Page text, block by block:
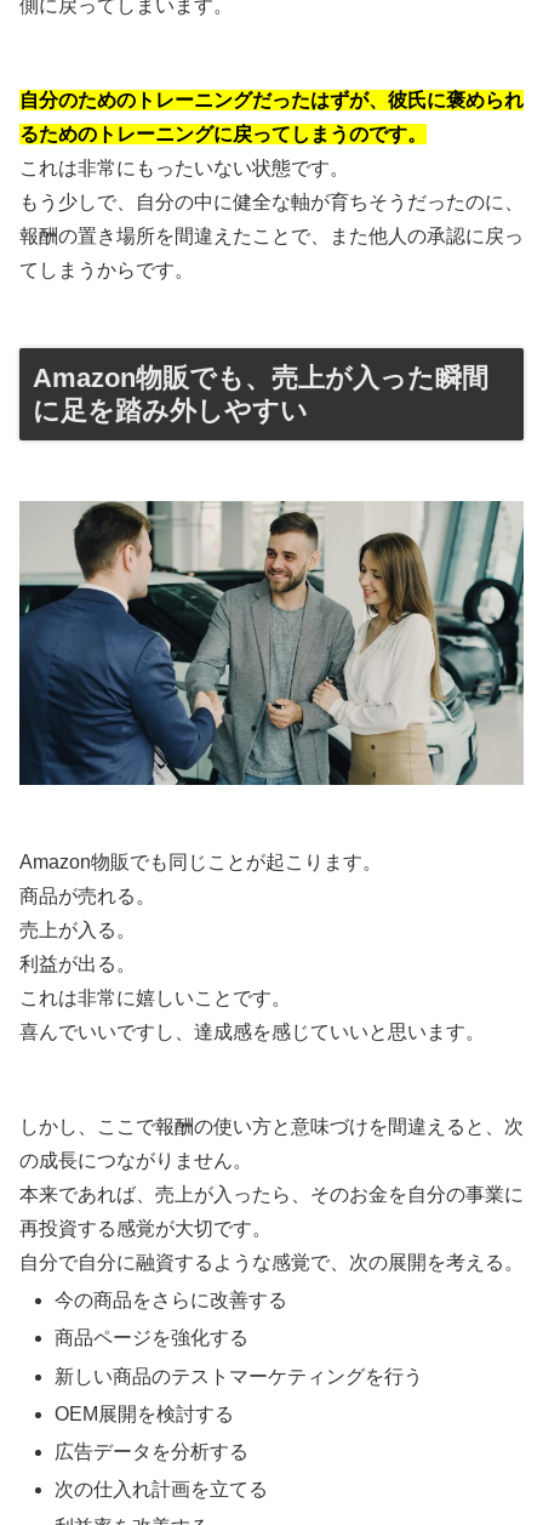
側に戻ってしまいます。
自分のためのトレーニングだったはずが、彼氏に褒められ
るためのトレーニングに戻ってしまうのです。
これは非常にもったいない状態です。
もう少しで、自分の中に健全な軸が育ちそうだったのに、
報酬の置き場所を間違えたことで、また他人の承認に戻っ
てしまうからです。
Amazon物販でも、売上が入った瞬間
に足を踏み外しやすい
Amazon物販でも同じことが起こります。
商品が売れる。
売上が入る。
利益が出る。
これは非常に嬉しいことです。
喜んでいいですし、達成感を感じていいと思います。
しかし、ここで報酬の使い方と意味づけを間違えると、次
の成長につながりません。
本来であれば、売上が入ったら、そのお金を自分の事業に
再投資する感覚が大切です。
自分で自分に融資するような感覚で、次の展開を考える。
今の商品をさらに改善する
商品ページを強化する
新しい商品のテストマーケティングを行う
OEM展開を検討する
広告データを分析する
次の仕入れ計画を立てる